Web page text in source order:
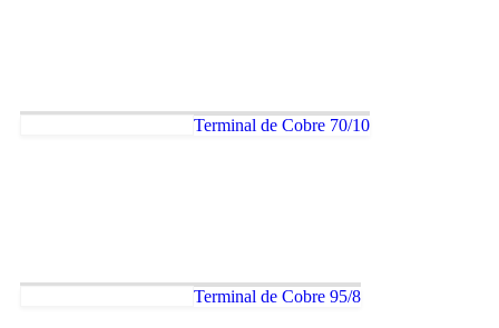
Terminal de Cobre 70/10
Terminal de Cobre 95/8